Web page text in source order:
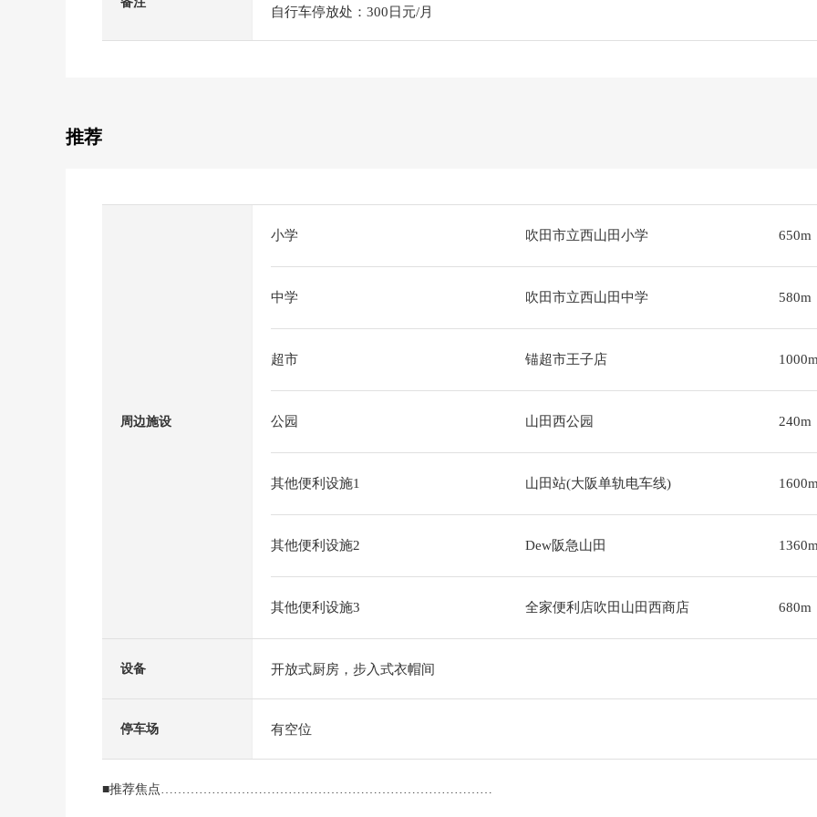
自行车停放处：300日元/月
推荐
周边施设
小学 吹田市立西山田小学 650m
中学 吹田市立西山田中学 580m
超市 锚超市王子店
公园 山田西公园 240m
其他便利设施1 山田站(大阪单轨电车线)
其他便利设施2 Dew阪急山田
其他便利设施3 全家便利店吹田山田西商店 680m
设备 开放式厨房，步入式衣帽间
停车场 有空位
■推荐焦点……………………………………………………………………